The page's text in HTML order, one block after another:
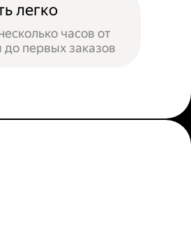
легко
часов от
до первых заказов